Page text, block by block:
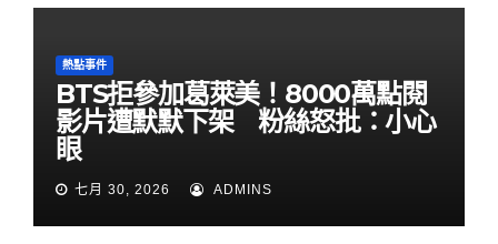
熱點事件
BTS拒參加葛萊美！8000萬點閱
影片遭默默下架 粉絲怒批：小心
眼
七月 30, 2026 ADMINS